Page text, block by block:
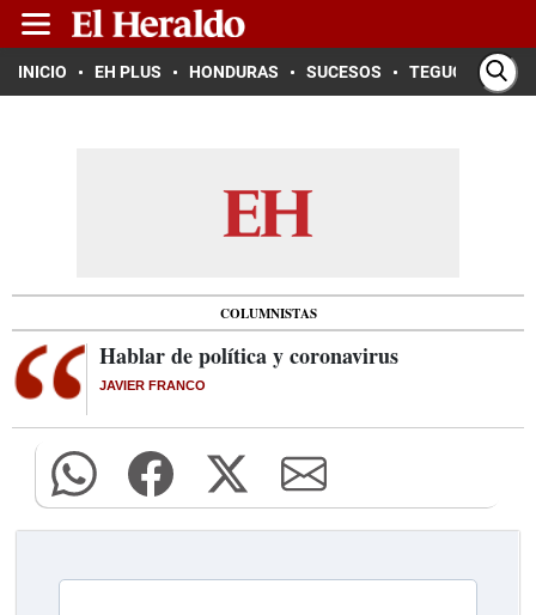
INICIO EH PLUS HONDURAS SUCESOS TEGUCIGALPA
COLUMNISTAS
Hablar de política y coronavirus
JAVIER FRANCO